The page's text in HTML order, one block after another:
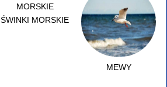
ŚWINKI MORSKIE
MEWY